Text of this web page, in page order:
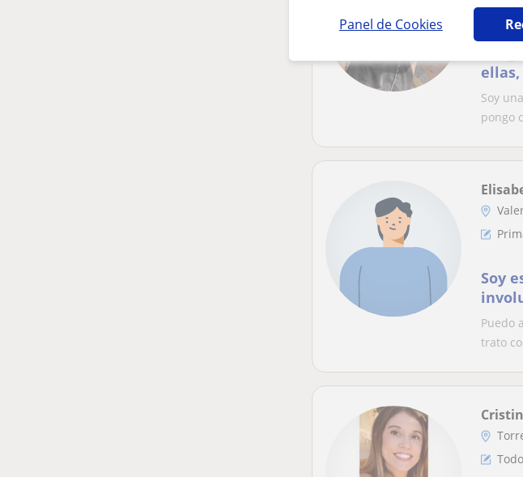
Panel de Cookies
Soy
pongo
Soy
Puedo
trato